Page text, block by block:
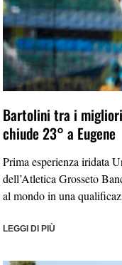
Bartolini tra i
chiude 23° a Eugene
Prima esperienza iridata
dell’Atletica Grosseto
al mondo in una
LEGGI DI PIÙ